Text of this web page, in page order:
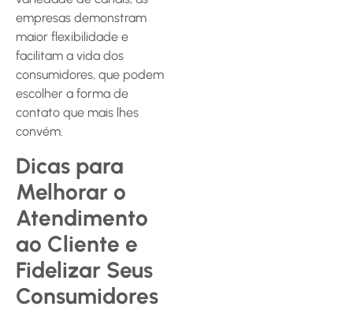
empresas demonstram
maior flexibilidade e
facilitam a vida dos
consumidores, que podem
escolher a forma de
contato que mais lhes
convém.
Dicas para
Melhorar o
Atendimento
ao Cliente e
Fidelizar Seus
Consumidores